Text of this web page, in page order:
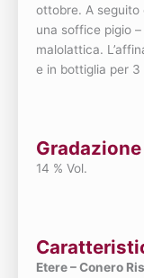
ottobre. A seguito
una soffice pigio
malolattica.
e in bottiglia per 3
14 % Vol.
Etere – Conero